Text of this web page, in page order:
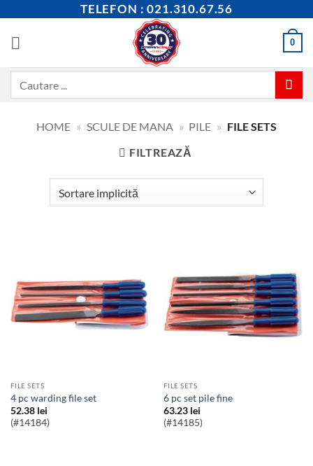
content
TELEFON : 021.310.67.56
0
HOME » SCULE DE MANA » PILE » FILE SETS
FILTREAZĂ
FILE SETS
4 pc warding file set
52.38 lei
(#14184)
FILE SETS
6 pc set pile fine
63.23 lei
(#14185)